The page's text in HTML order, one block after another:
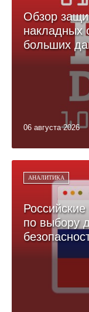
Обзор
накладных
больших
06 августа 2026
АНАЛИТИКА
по выбору